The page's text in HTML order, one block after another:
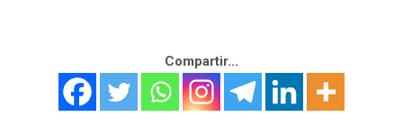
Compartir...